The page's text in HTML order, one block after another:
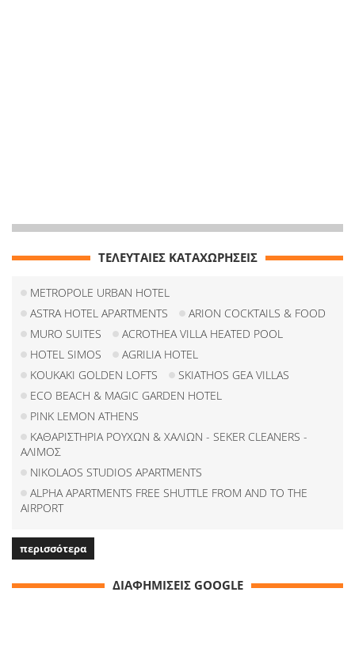
ΤΕΛΕΥΤΑΙΕΣ ΚΑΤΑΧΩΡΗΣΕΙΣ
METROPOLE URBAN HOTEL
ASTRA HOTEL APARTMENTS
ARION COCKTAILS & FOOD
MURO SUITES
ACROTHEA VILLA HEATED POOL
HOTEL SIMOS
AGRILIA HOTEL
KOUKAKI GOLDEN LOFTS
SKIATHOS GEA VILLAS
ECO BEACH & MAGIC GARDEN HOTEL
PINK LEMON ATHENS
ΚΑΘΑΡΙΣΤΗΡΙΑ ΡΟΥΧΩΝ & ΧΑΛΙΩΝ - SEKER CLEANERS -
ΑΛΙΜΟΣ
NIKOLAOS STUDIOS APARTMENTS
ALPHA APARTMENTS FREE SHUTTLE FROM AND TO THE
AIRPORT
περισσότερα
ΔΙΑΦΗΜΙΣΕΙΣ GOOGLE